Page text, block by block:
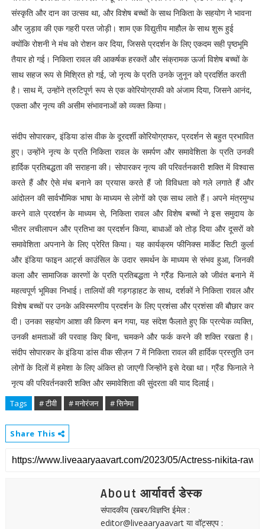
संस्कृति और दान का उत्सव था, और विशेष बच्चों के साथ निकिता के सहयोग ने भावना
और जुड़ाव की एक गहरी परत जोड़ी। शाम एक विद्युतीय माहौल के साथ शुरू हुई
क्योंकि रोशनी ने मंच को रोशन कर दिया, जिससे प्रदर्शन के लिए एकदम सही पृष्ठभूमि
तैयार हो गई। निकिता रावल की आकर्षक हरकतें और संक्रामक ऊर्जा विशेष बच्चों के
साथ सहज रूप से मिश्रित हो गई, जो नृत्य के प्रति उनके जुनून को प्रदर्शित करती
है। साथ में, उन्होंने त्रुटिपूर्ण रूप से एक कोरियोग्राफी को अंजाम दिया, जिसने आनंद,
एकता और नृत्य की असीम संभावनाओं को व्यक्त किया।
संदीप सोपारकर, इंडिया डांस वीक के दूरदर्शी कोरियोग्राफर, प्रदर्शन से बहुत प्रभावित
हुए। उन्होंने नृत्य के प्रति निकिता रावल के समर्पण और समावेशिता के प्रति उनकी
हार्दिक प्रतिबद्धता की सराहना की। सोपारकर नृत्य की परिवर्तनकारी शक्ति में विश्वास
करते हैं और ऐसे मंच बनाने का प्रयास करते हैं जो विविधता को गले लगाते हैं और
आंदोलन की सार्वभौमिक भाषा के माध्यम से लोगों को एक साथ लाते हैं। अपने मंत्रमुग्ध
करने वाले प्रदर्शन के माध्यम से, निकिता रावल और विशेष बच्चों ने इस समुदाय के
भीतर लचीलापन और प्रतिभा का प्रदर्शन किया, बाधाओं को तोड़ दिया और दूसरों को
समावेशिता अपनाने के लिए प्रेरित किया। यह कार्यक्रम फीनिक्स मार्केट सिटी कुर्ला
और इंडिया फाइन आर्ट्स काउंसिल के उदार समर्थन के माध्यम से संभव हुआ, जिनकी
कला और सामाजिक कारणों के प्रति प्रतिबद्धता ने ग्रैंड फिनाले को जीवंत बनाने में
महत्वपूर्ण भूमिका निभाई। तालियों की गड़गड़ाहट के साथ, दर्शकों ने निकिता रावल और
विशेष बच्चों पर उनके अविस्मरणीय प्रदर्शन के लिए प्रशंसा और प्रशंसा की बौछार कर
दी। उनका सहयोग आशा की किरण बन गया, यह संदेश फैलाते हुए कि प्रत्येक व्यक्ति,
उनकी क्षमताओं की परवाह किए बिना, चमकने और फर्क करने की शक्ति रखता है।
संदीप सोपारकर के इंडिया डांस वीक सीज़न 7 में निकिता रावल की हार्दिक प्रस्तुति उन
लोगों के दिलों में हमेशा के लिए अंकित हो जाएगी जिन्होंने इसे देखा था। ग्रैंड फिनाले ने
नृत्य की परिवर्तनकारी शक्ति और समावेशिता की सुंदरता की याद दिलाई।
Tags # टीवी # मनोरंजन # सिनेमा
Share This
About आर्यावर्त डेस्क
संपादकीय (खबर/विज्ञप्ति ईमेल :
editor@liveaaryaavart या वॉट्सएप :